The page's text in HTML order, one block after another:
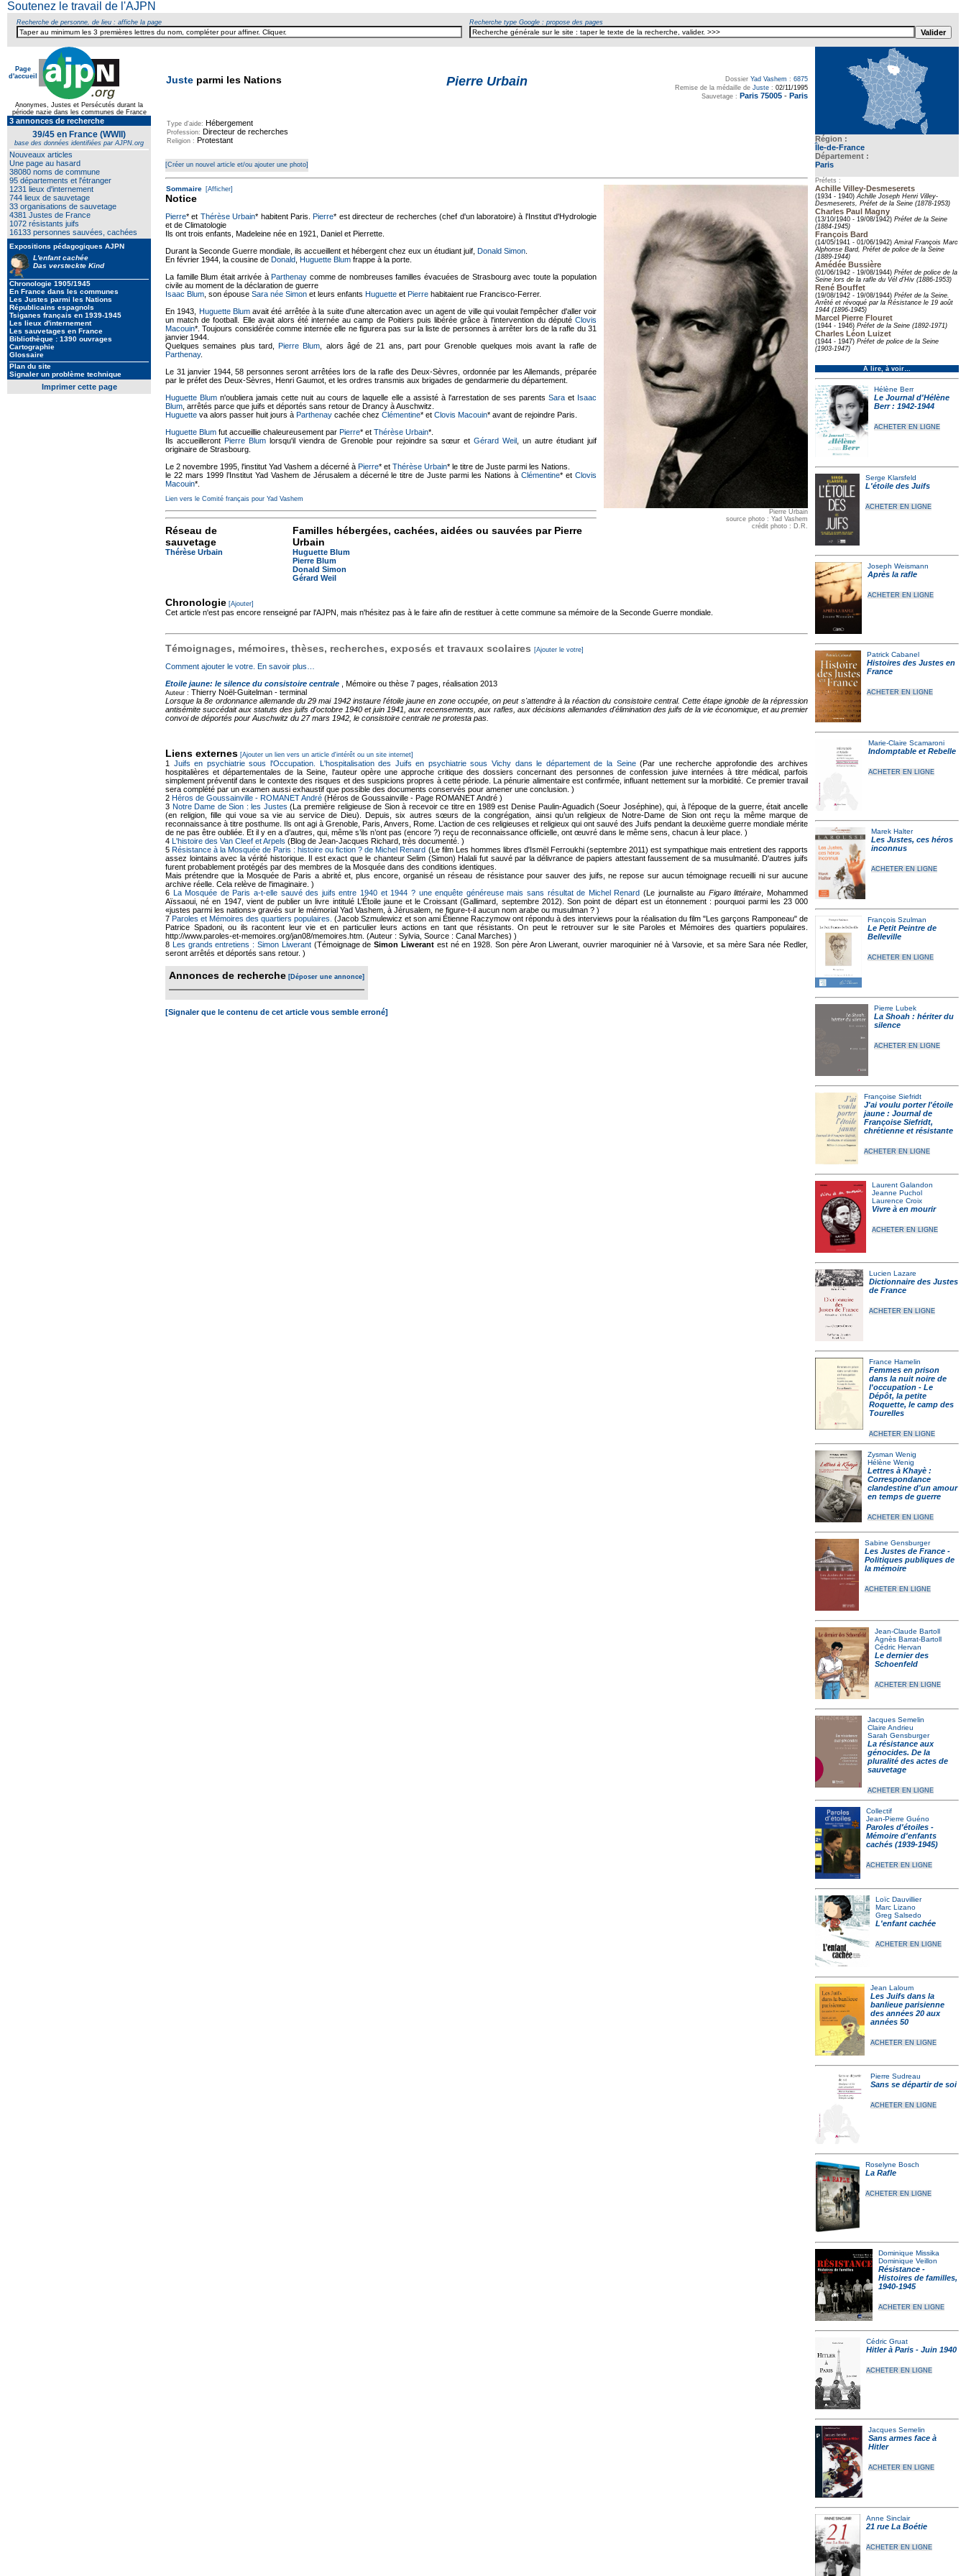
Soutenez le travail de l'AJPN
Recherche de personne, de lieu : affiche la page Recherche type Google : propose des pages
Page
d'accueil
Anonymes, Justes et Persécutés durant la
période nazie dans les communes de France
3 annonces de recherche
39/45 en France (WWII)
base des données identifiées par AJPN.org
Nouveaux articles
Une page au hasard
38080 noms de commune
95 départements et l'étranger
1231 lieux d'internement
744 lieux de sauvetage
33 organisations de sauvetage
4381 Justes de France
1072 résistants juifs
16133 personnes sauvées, cachées
Expositions pédagogiques AJPN
L'enfant cachée
Das versteckte Kind
Chronologie 1905/1945
En France dans les communes
Les Justes parmi les Nations
Républicains espagnols
Tsiganes français en 1939-1945
Les lieux d'internement
Les sauvetages en France
Bibliothèque : 1390 ouvrages
Cartographie
Glossaire
Plan du site
Signaler un problème technique
Imprimer cette page
Région :
Île-de-France
Département :
Paris
Préfets :
Achille Villey-Desmeserets
(1934 - 1940)Achille Joseph Henri Villey-
Desmeserets, Préfet de la Seine (1878-1953)
Charles Paul Magny
(13/10/1940 - 19/08/1942) Préfet de la Seine
(1884-1945)
François Bard
(14/05/1941 - 01/06/1942)Amiral François Marc
Alphonse Bard, Préfet de police de la Seine
(1889-1944)
Amédée Bussière
(01/06/1942 - 19/08/1944) Préfet de police de la
Seine lors de la rafle du Vél d’Hiv (1886-1953)
René Bouffet
(19/08/1942 - 19/08/1944) Préfet de la Seine.
Arrêté et révoqué par la Résistance le 19 août
1944 (1896-1945)
Marcel Pierre Flouret
(1944 - 1946) Préfet de la Seine (1892-1971)
Charles Léon Luizet
(1944 - 1947) Préfet de police de la Seine
(1903-1947)
À lire, à voir…
Hélène Berr
Le Journal d'Hélène
Berr : 1942-1944
ACHETER EN LIGNE
Serge Klarsfeld
L'étoile des Juifs
ACHETER EN LIGNE
Joseph Weismann
Après la rafle
ACHETER EN LIGNE
Patrick Cabanel
Histoires des Justes en
France
ACHETER EN LIGNE
Marie-Claire Scamaroni
Indomptable et Rebelle
ACHETER EN LIGNE
Marek Halter
Les Justes, ces héros
inconnus
ACHETER EN LIGNE
François Szulman
Le Petit Peintre de
Belleville
ACHETER EN LIGNE
Pierre Lubek
La Shoah : hériter du
silence
ACHETER EN LIGNE
Françoise Siefridt
J'ai voulu porter l'étoile
jaune : Journal de
Françoise Siefridt,
chrétienne et résistante
ACHETER EN LIGNE
Laurent Galandon
Jeanne Puchol
Laurence Croix
Vivre à en mourir
ACHETER EN LIGNE
Lucien Lazare
Dictionnaire des Justes
de France
ACHETER EN LIGNE
France Hamelin
Femmes en prison
dans la nuit noire de
l'occupation - Le
Dépôt, la petite
Roquette, le camp des
Tourelles
ACHETER EN LIGNE
Zysman Wenig
Hélène Wenig
Lettres à Khayè :
Correspondance
clandestine d'un amour
en temps de guerre
ACHETER EN LIGNE
Sabine Gensburger
Les Justes de France -
Politiques publiques de
la mémoire
ACHETER EN LIGNE
Jean-Claude Bartoll
Agnès Barrat-Bartoll
Cédric Hervan
Le dernier des
Schoenfeld
ACHETER EN LIGNE
Jacques Semelin
Claire Andrieu
Sarah Gensburger
La résistance aux
génocides. De la
pluralité des actes de
sauvetage
ACHETER EN LIGNE
Collectif
Jean-Pierre Guéno
Paroles d'étoiles -
Mémoire d'enfants
cachés (1939-1945)
ACHETER EN LIGNE
Loïc Dauvillier
Marc Lizano
Greg Salsedo
L'enfant cachée
ACHETER EN LIGNE
Jean Laloum
Les Juifs dans la
banlieue parisienne
des années 20 aux
années 50
ACHETER EN LIGNE
Pierre Sudreau
Sans se départir de soi
ACHETER EN LIGNE
Roselyne Bosch
La Rafle
ACHETER EN LIGNE
Dominique Missika
Dominique Veillon
Résistance -
Histoires de familles,
1940-1945
ACHETER EN LIGNE
Cédric Gruat
Hitler à Paris - Juin 1940
ACHETER EN LIGNE
Jacques Semelin
Sans armes face à
Hitler
ACHETER EN LIGNE
Anne Sinclair
21 rue La Boétie
ACHETER EN LIGNE
Juste parmi les Nations Pierre Urbain Dossier Yad Vashem : 6875
Remise de la médaille de Juste : 02/11/1995
Sauvetage : Paris 75005 - Paris
Type d'aide: Hébergement
Profession: Directeur de recherches
Religion : Protestant
[Créer un nouvel article et/ou ajouter une photo]
Pierre Urbain
source photo : Yad Vashem
crédit photo : D.R.
Sommaire [Afficher]
Notice
Pierre* et Thérèse Urbain* habitent Paris.Pierre* est directeur de recherches (chef d'un laboratoire) à l'Institut d'Hydrologie
et de Climatologie
Ils ont trois enfants, Madeleine née en 1921, Daniel et Pierrette.
Durant la Seconde Guerre mondiale, ils accueillent et hébergent chez eux un étudiant juif, Donald Simon
En février 1944, la cousine de Donald Huguette Blum frappe à la porte.
La famille Blum était arrivée àParthenay comme de nombreuses familles évacuées de Strasbourg avec toute la population
civile au moment de la déclaration de guerre
Isaac Blum , son épouse Sara née Simon et leurs enfants Huguette et Pierre habitaient rue Francisco-Ferrer.
En 1943, Huguette Blumavait été arrêtée à la suite d'une altercation avec un agent de ville qui voulait l'empêcher d'aller voir
un match de football. Elle avait alors été internée au camp de Poitiers puis libérée grâce à l'intervention du député Clovis
Macouin*. Toujours considérée comme internée elle ne figurera pas sur la liste de personnes à arrêter lors de la rafle du 31
janvier 1944.
Quelques semaines plus tard,Pierre Blum , alors âgé de 21 ans, part pour Grenoble quelques mois avant la rafle de
Parthenay.
Le 31 janvier 1944, 58 personnes seront arrêtées lors de la rafle des Deux-Sèvres, ordonnée par les Allemands, préparée
par le préfet des Deux-Sèvres, Henri Gaumot, et les ordres transmis aux brigades de gendarmerie du département.
Huguette Blum n'oubliera jamais cette nuit au cours de laquelle elle a assisté à l'arrestation de ses parents Saraet Isaac
Blum , arrêtés parce que juifs et déportés sans retour de Drancy à Auschwitz.
Huguette va alors passer huit jours à Parthenay cachée chez Clémentine* et Clovis Macouin* avant de rejoindre Paris.
Huguette Blum fut accueillie chaleureusement par Pierre* et Thérèse Urbain*.
Ils accueilleront Pierre Blumlorsqu'il viendra de Grenoble pour rejoindre sa sœur etGérard Weil , un autre étudiant juif
originaire de Strasbourg.
Le 2 novembre 1995, l'institut Yad Vashem a décerné à Pierre* et Thérèse Urbain* le titre de Juste parmi les Nations.
le 22 mars 1999 l’Institut Yad Vashem de Jérusalem a décerné le titre de Juste parmi les Nations àClémentine* etClovis
Macouin*.
Lien vers le Comité français pour Yad Vashem
Réseau de
sauvetage
Thérèse Urbain
Familles hébergées, cachées, aidées ou sauvées par Pierre
Urbain
Huguette Blum
Pierre Blum
Donald Simon
Gérard Weil
Chronologie [Ajouter]
Cet article n'est pas encore renseigné par l'AJPN, mais n'hésitez pas à le faire afin de restituer à cette commune sa mémoire de la Seconde Guerre mondiale.
Témoignages, mémoires, thèses, recherches, exposés et travaux scolaires [Ajouter le votre]
Comment ajouter le votre. En savoir plus…
Etoile jaune: le silence du consistoire centrale , Mémoire ou thèse 7 pages, réalisation 2013
Auteur : Thierry Noël-Guitelman - terminal
Lorsque la 8e ordonnance allemande du 29 mai 1942 instaure l'étoile jaune en zone occupée, on peut s'attendre à la réaction du consistoire central. Cette étape ignoble de la répression
antisémite succédait aux statuts des juifs d'octobre 1940 et juin 1941, aux recensements, aux rafles, aux décisions allemandes d'élimination des juifs de la vie économique, et au premier
convoi de déportés pour Auschwitz du 27 mars 1942, le consistoire centrale ne protesta pas.
Liens externes [Ajouter un lien vers un article d'intérêt ou un site internet]
1 Juifs en psychiatrie sous l'Occupation. L'hospitalisation des Juifs en psychiatrie sous Vichy dans le département de la Seine(Par une recherche approfondie des archives
hospitalières et départementales de la Seine, l'auteur opère une approche critique des dossiers concernant des personnes de confession juive internées à titre médical, parfois
simplement préventif dans le contexte des risques et des suspicions propres à cette période. La pénurie alimentaire est confirmée, influant nettement sur la morbidité. Ce premier travail
sera complété par un examen aussi exhaustif que possible des documents conservés pour amener une conclusion. )
2 Héros de Goussainville - ROMANET André (Héros de Goussainville - Page ROMANET André )
3 Notre Dame de Sion : les Justes (La première religieuse de Sion à recevoir ce titre en 1989 est Denise Paulin-Aguadich (Soeur Joséphine), qui, à l’époque de la guerre, était ancelle
(en religion, fille qui voue sa vie au service de Dieu). Depuis, six autres sœurs de la congrégation, ainsi qu’un religieux de Notre-Dame de Sion ont reçu la même marque de
reconnaissance à titre posthume. Ils ont agi à Grenoble, Paris, Anvers, Rome. L’action de ces religieuses et religieux qui ont sauvé des Juifs pendant la deuxième guerre mondiale mérite
de ne pas être oubliée. Et il y en a d’autres, qui, même s’ils n’ont pas (encore ?) reçu de reconnaissance officielle, ont œuvré dans le même sens, chacun à leur place. )
4 L'histoire des Van Cleef et Arpels (Blog de Jean-Jacques Richard, très documenté. )
5Résistance à la Mosquée de Paris : histoire ou fiction ? de Michel Renard (Le film Les hommes libres d'Ismël Ferroukhi (septembre 2011) est sympathique mais entretient des rapports
assez lointains avec la vérité historique. Il est exact que le chanteur Selim (Simon) Halali fut sauvé par la délivrance de papiers attestant faussement de sa musulmanité. D'autres juifs
furent probablement protégés par des membres de la Mosquée dans des conditions identiques.
Mais prétendre que la Mosquée de Paris a abrité et, plus encore, organisé un réseau de résistance pour sauver des juifs, ne repose sur aucun témoignage recueilli ni sur aucune
archive réelle. Cela relève de l'imaginaire. )
6 La Mosquée de Paris a-t-elle sauvé des juifs entre 1940 et 1944 ? une enquête généreuse mais sans résultat de Michel Renard (Le journaliste au Figaro littéraire , Mohammed
Aïssaoui, né en 1947, vient de publier un livre intitulé L’Étoile jaune et le Croissant (Gallimard, septembre 2012). Son point de départ est un étonnement : pourquoi parmi les 23 000
«justes parmi les nations» gravés sur le mémorial Yad Vashem, à Jérusalem, ne figure-t-il aucun nom arabe ou musulman ? )
7 Paroles et Mémoires des quartiers populaires. (Jacob Szmulewicz et son ami Étienne Raczymow ont répondu à des interviews pour la réalisation du film "Les garçons Ramponeau" de
Patrice Spadoni, ou ils racontent leur vie et en particulier leurs actions en tant que résistants. On peut le retrouver sur le site Paroles et Mémoires des quartiers populaires.
http://www.paroles-et-memoires.org/jan08/memoires.htm. (Auteur : Sylvia, Source : Canal Marches) )
8 Les grands entretiens : Simon Liwerant(Témoignage deSimon Liwerantest né en 1928. Son père Aron Liwerant, ouvrier maroquinier né à Varsovie, et sa mère Sara née Redler,
seront arrêtés et déportés sans retour. )
Annonces de recherche [Déposer une annonce]
[Signaler que le contenu de cet article vous semble erroné]